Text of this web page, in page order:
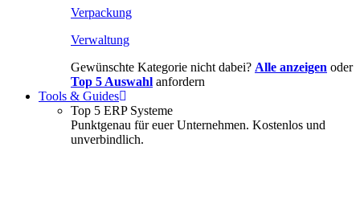
Verpackung
Verwaltung
Gewünschte Kategorie nicht dabei? Alle anzeigen oder
Top 5 Auswahl anfordern
Tools & Guides
Top 5 ERP Systeme
Punktgenau für euer Unternehmen. Kostenlos und
unverbindlich.